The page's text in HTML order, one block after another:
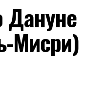
Дануне
Мисри)